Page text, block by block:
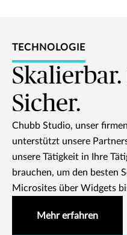
TECHNOLOGIE
Sicher.
Chubb Studio, unser
unterstützt unsere
unsere Tätigkeit in Ihre
brauchen, um den besten
Microsites über Widgets
Mehr erfahren